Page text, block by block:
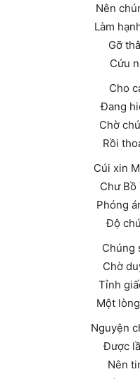
Nên
Làm
Gỡ
Cứu
Cho
Đang
Chờ
Rồi
Cúi xin
Chư Bồ
Phóng
Độ
Chúng
Chờ
Tỉnh
Một
Nguyện
Được
Nên